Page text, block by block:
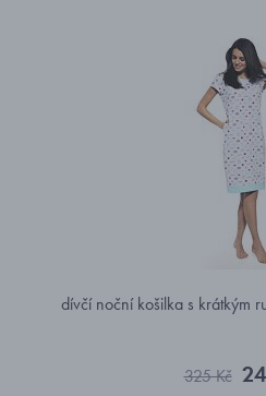
dívčí noční košilka s krátkým
325 Kč